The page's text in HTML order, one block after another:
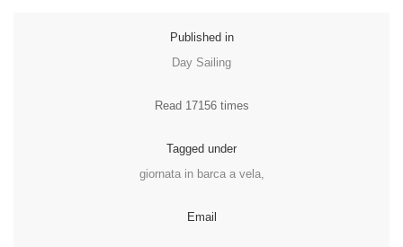
Published in
Day Sailing
Read 17156 times
Tagged under
giornata in barca a vela,
Email